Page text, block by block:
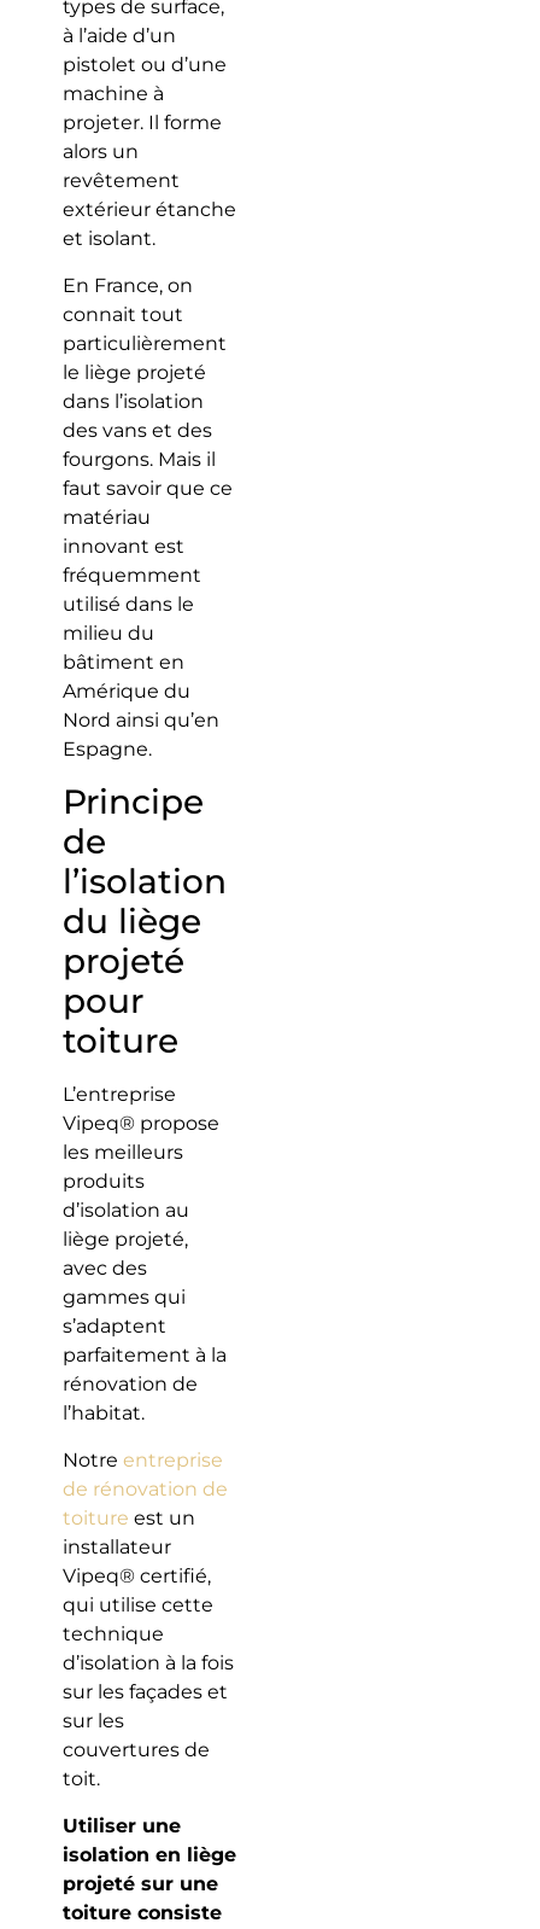
types de surface,
à l’aide d’un
pistolet ou d’une
machine à
projeter. Il forme
alors un
revêtement
extérieur étanche
et isolant.
En France, on
connait tout
particulièrement
le liège projeté
dans l’isolation
des vans et des
fourgons. Mais il
faut savoir que ce
matériau
innovant est
fréquemment
utilisé dans le
milieu du
bâtiment en
Amérique du
Nord ainsi qu’en
Espagne.
Principe
de
l’isolation
du liège
projeté
pour
toiture
L’entreprise
Vipeq® propose
les meilleurs
produits
d’isolation au
liège projeté,
avec des
gammes qui
s’adaptent
parfaitement à la
rénovation de
l’habitat.
Notre entreprise
de rénovation de
toiture est un
installateur
Vipeq® certifié,
qui utilise cette
technique
d’isolation à la fois
sur les façades et
sur les
couvertures de
toit.
Utiliser une
isolation en liège
projeté sur une
toiture consiste